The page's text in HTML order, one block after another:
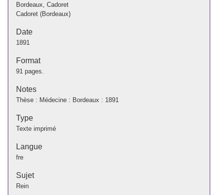
Bordeaux, Cadoret
Cadoret (Bordeaux)
Date
1891
Format
91 pages.
Notes
Thèse : Médecine : Bordeaux : 1891
Type
Texte imprimé
Langue
fre
Sujet
Rein